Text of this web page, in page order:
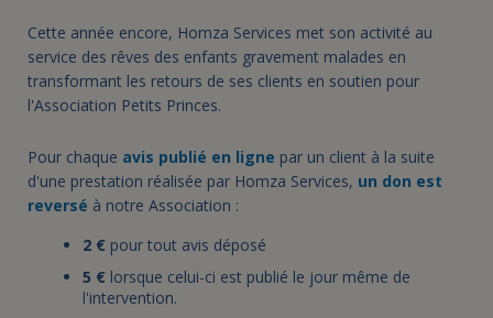
Cette année encore, Homza Services met son activité au
service des rêves des enfants gravement malades en
transformant les retours de ses clients en soutien pour
l'Association Petits Princes.
Pour chaque avis publié en ligne par un client à la suite
d'une prestation réalisée par Homza Services, un don est
reversé à notre Association :
2 € pour tout avis déposé
5 € lorsque celui-ci est publié le jour même de
l'intervention.